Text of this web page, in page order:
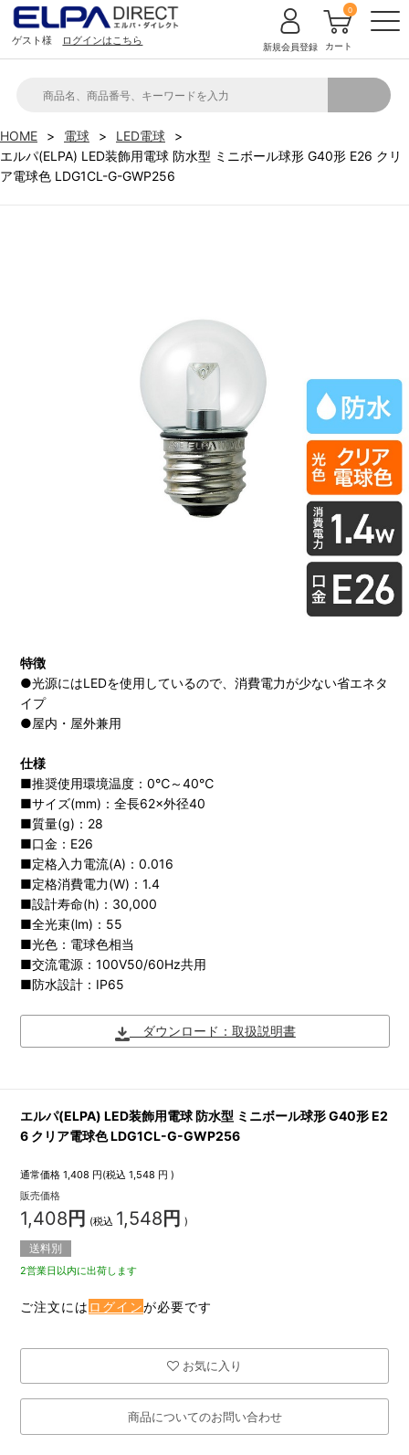
ゲスト様 ログインはこちら 新規会員登録 カート
0
HOME 電球
LED電球
エルパ(ELPA) LED装飾用電球 防水型 ミニボール球形 G40形 E26 クリ
ア電球色 LDG1CL-G-GWP256
特徴
●光源にはLEDを使用しているので、消費電力が少ない省エネタ
イプ
●屋内・屋外兼用
仕様
■推奨使用環境温度：0℃～40℃
■サイズ(mm)：全長62×外径40
■質量(g)：28
■口金：E26
■定格入力電流(A)：0.016
■定格消費電力(W)：1.4
■設計寿命(h)：30,000
■全光束(lm)：55
■光色：電球色相当
■交流電源：100V50/60Hz共用
■防水設計：IP65
ダウンロード：取扱説明書
エルパ(ELPA) LED装飾用電球 防水型 ミニボール球形 G40形 E2
6 クリア電球色 LDG1CL-G-GWP256
通常価格 1,408 円(税込1,548 円 )
販売価格
1,408 円 (税込 1,548 円 )
送料別
2営業日以内に出荷します
ご注文には ログインが必要です
お気に入り
商品についてのお問い合わせ